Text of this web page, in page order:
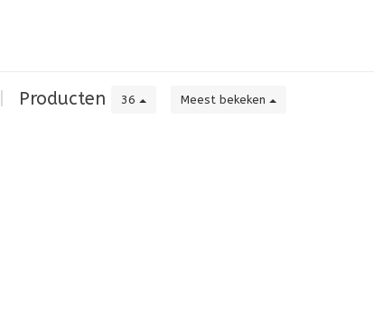
Producten 36 Meest bekeken